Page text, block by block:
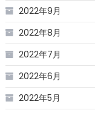
2022年9月
2022年8月
2022年7月
2022年6月
2022年5月